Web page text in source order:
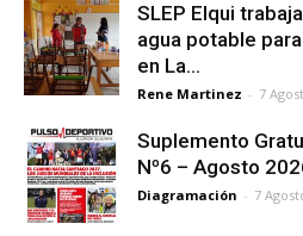
SLEP Elqui
agua potable
en La...
Rene Martinez - 7
Suplemento
Nº6 – Agosto
Diagramación - 7